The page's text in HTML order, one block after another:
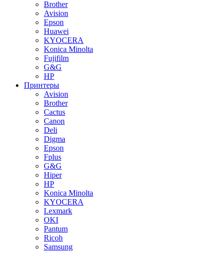
Brother
Avision
Epson
Huawei
KYOCERA
Konica Minolta
Fujifilm
G&G
HP
Принтеры
Avision
Brother
Cactus
Canon
Deli
Digma
Epson
Fplus
G&G
Hiper
HP
Konica Minolta
KYOCERA
Lexmark
OKI
Pantum
Ricoh
Samsung